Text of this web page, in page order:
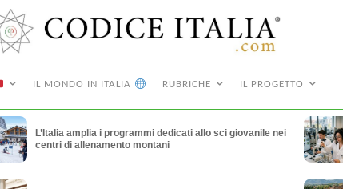
IL MONDO IN ITALIA RUBRICHE IL PROGETTO
L’Italia amplia i programmi dedicati allo sci giovanile nei
centri di allenamento montani